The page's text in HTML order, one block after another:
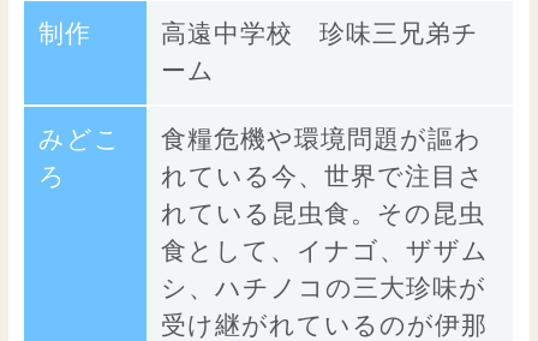
制作
高遠中学校 珍味三兄弟チ
ーム
みどこ
ろ
食糧危機や環境問題が謳わ
れている今、世界で注目さ
れている昆虫食。その昆虫
食として、イナゴ、ザザム
シ、ハチノコの三大珍味が
受け継がれているのが伊那